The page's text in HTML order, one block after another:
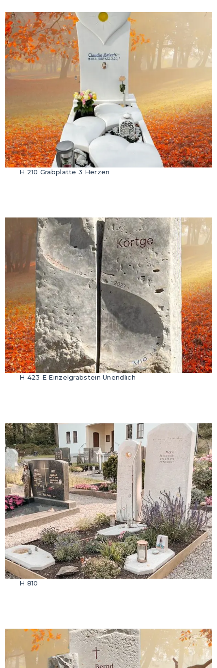
H 210 Grabplatte 3 Herzen
H 423 E Einzelgrabstein Unendlich
H 810